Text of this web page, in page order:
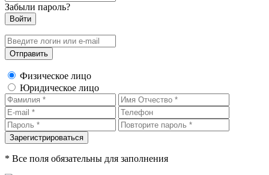
Забыли пароль?
Физическое лицо
Юридическое лицо
* Все поля обязательны для заполнения